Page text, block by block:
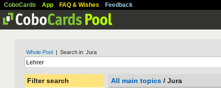
CoboCards App FAQ & Wishes Feedback
Whole Pool | Search in: Jura
Filter search All main topics / Jura